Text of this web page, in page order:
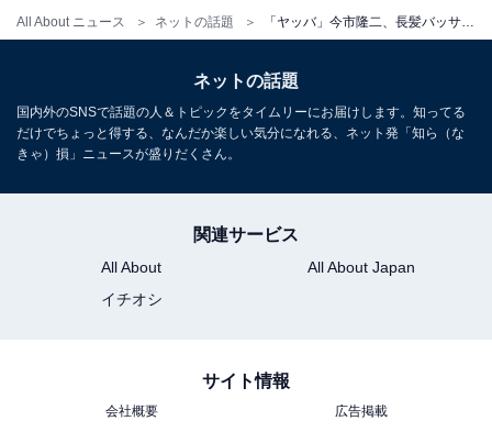
All About ニュース ネットの話題
ネットの話題
国内外のSNSで話題の人＆トピックをタイムリーにお届けします。知ってる
だけでちょっと得する、なんだか楽しい気分になれる、ネット発「知ら（な
きゃ）損」ニュースが盛りだくさん。
関連サービス
All About
All About Japan
イチオシ
サイト情報
会社概要
広告掲載